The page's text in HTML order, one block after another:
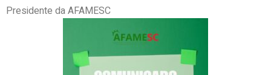
Presidente da AFAMESC